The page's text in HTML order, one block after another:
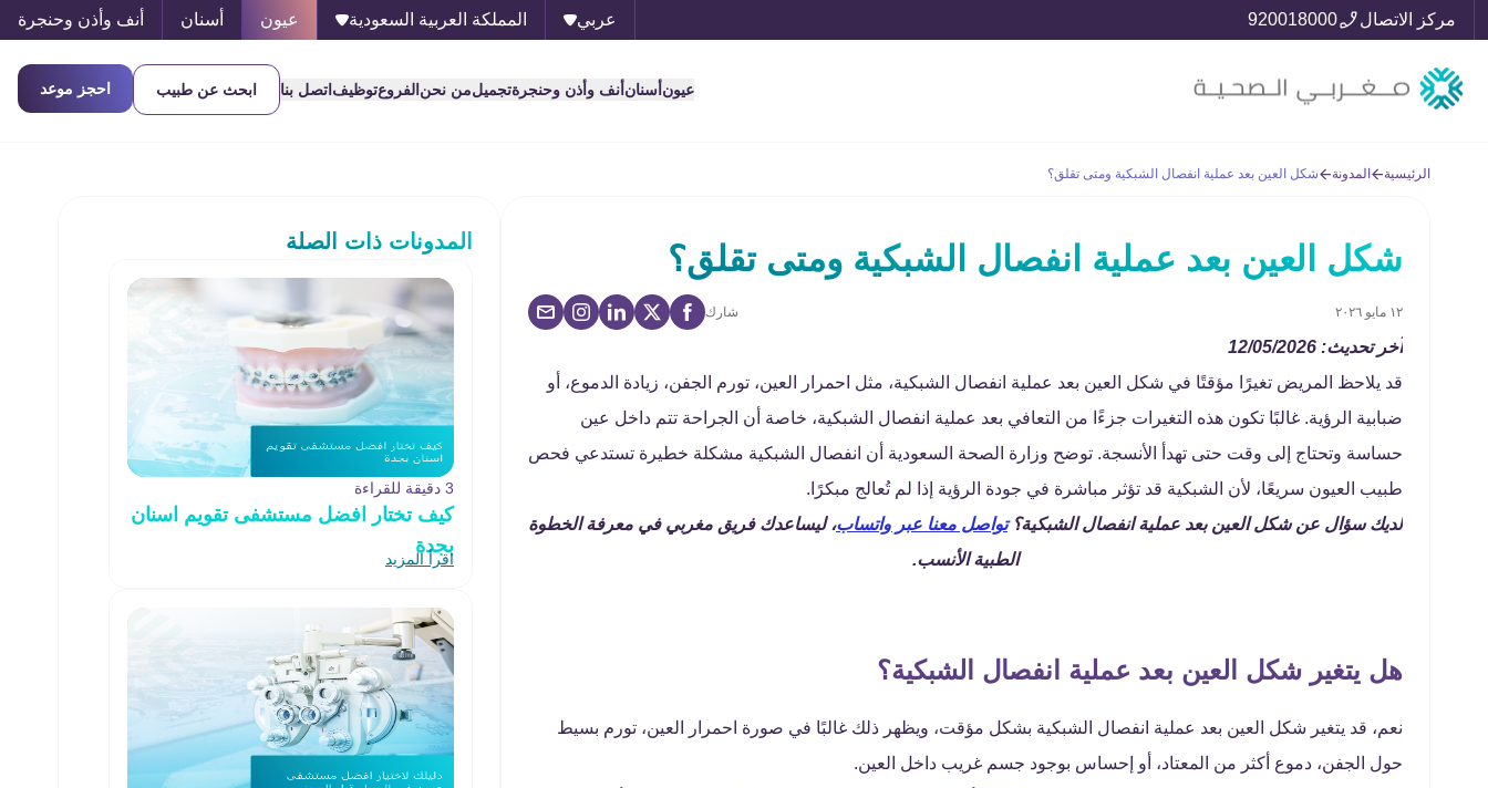
مركز الاتصال 920018000 عربي المملكة العربية السعودية عيون أسنان أنف وأذن وحنجرة
عيون أسنان أنف وأذن وحنجرةتجميلمن نحن الفروعتوظيف اتصل بنا ابحث عن طبيب احجز موعد
الرئيسية المدونة شكل العين بعد عملية انفصال الشبكية ومتى تقلق؟
شكل العين بعد عملية انفصال الشبكية ومتى تقلق؟
١٢ مايو ٢٠٢٦ شارك
آخر تحديث: 12/05/2026
قد يلاحظ المريض تغيرًا مؤقتًا في شكل العين بعد عملية انفصال الشبكية، مثل احمرار العين، تورم الجفن، زيادة الدموع، أو
ضبابية الرؤية. غالبًا تكون هذه التغيرات جزءًا من التعافي بعد عملية انفصال الشبكية، خاصة أن الجراحة تتم داخل عين
حساسة وتحتاج إلى وقت حتى تهدأ الأنسجة. توضح وزارة الصحة السعودية أن انفصال الشبكية مشكلة خطيرة تستدعي فحص
طبيب العيون سريعًا، لأن الشبكية قد تؤثر مباشرة في جودة الرؤية إذا لم تُعالج مبكرًا.
لديك سؤال عن شكل العين بعد عملية انفصال الشبكية؟تواصل معنا عبر واتساب، ليساعدك فريق مغربي في معرفة الخطوة
الطبية الأنسب.
هل يتغير شكل العين بعد عملية انفصال الشبكية؟
نعم، قد يتغير شكل العين بعد عملية انفصال الشبكية بشكل مؤقت، ويظهر ذلك غالبًا في صورة احمرار العين، تورم بسيط
حول الجفن، دموع أكثر من المعتاد، أو إحساس بوجود جسم غريب داخل العين.
المدونات ذات الصلة
3 دقيقة للقراءة
كيف تختار افضل مستشفى تقويم اسنان
بجدة
اقرأ المزيد